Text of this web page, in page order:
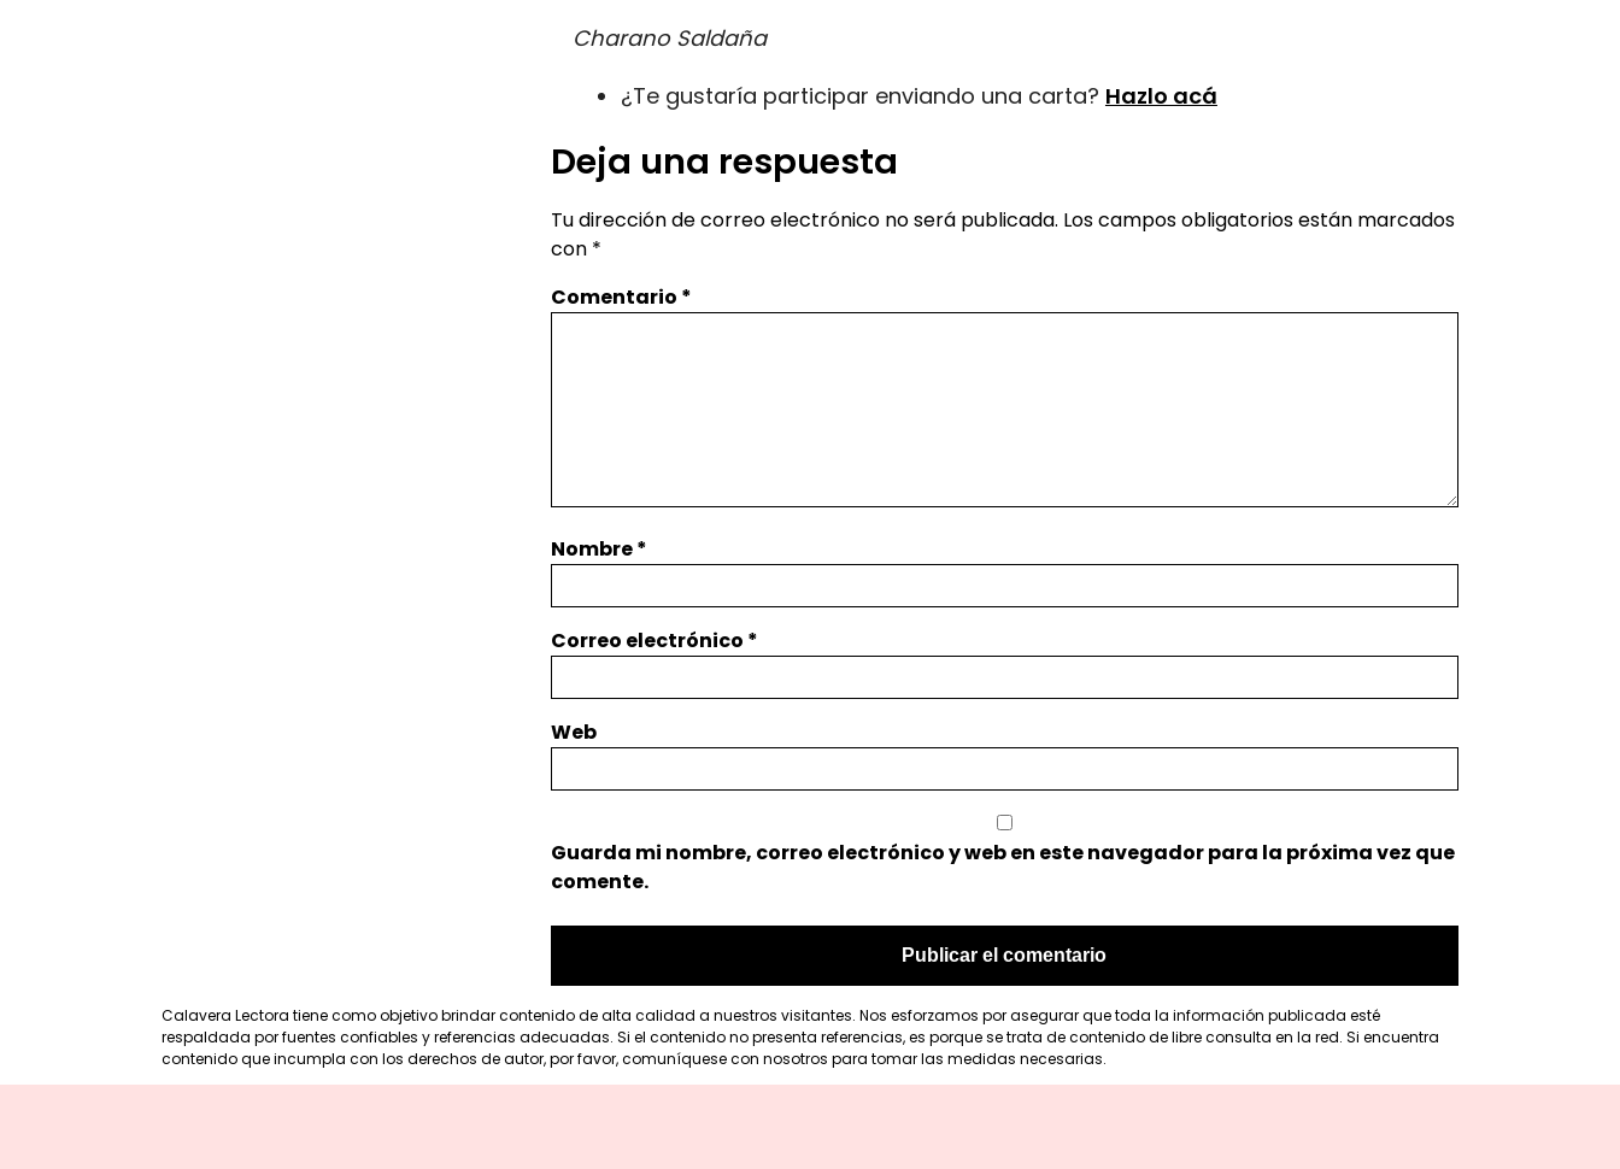
Charano Saldaña
¿Te gustaría participar enviando una carta? Hazlo acá
Deja una respuesta
Tu dirección de correo electrónico no será publicada. Los campos obligatorios están marcados
con *
Comentario *
Nombre*
Correo electrónico *
Web
Guarda mi nombre, correo electrónico y web en este navegador para la próxima vez que
comente.
Calavera Lectora tiene como objetivo brindar contenido de alta calidad a nuestros visitantes. Nos esforzamos por asegurar que toda la información publicada esté
respaldada por fuentes confiables y referencias adecuadas. Si el contenido no presenta referencias, es porque se trata de contenido de libre consulta en la red. Si encuentra
contenido que incumpla con los derechos de autor, por favor, comuníquese con nosotros para tomar las medidas necesarias.